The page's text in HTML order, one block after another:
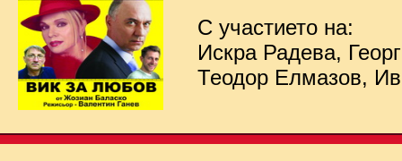
С участието на:
Искра Радева,
Теодор Елмазов,